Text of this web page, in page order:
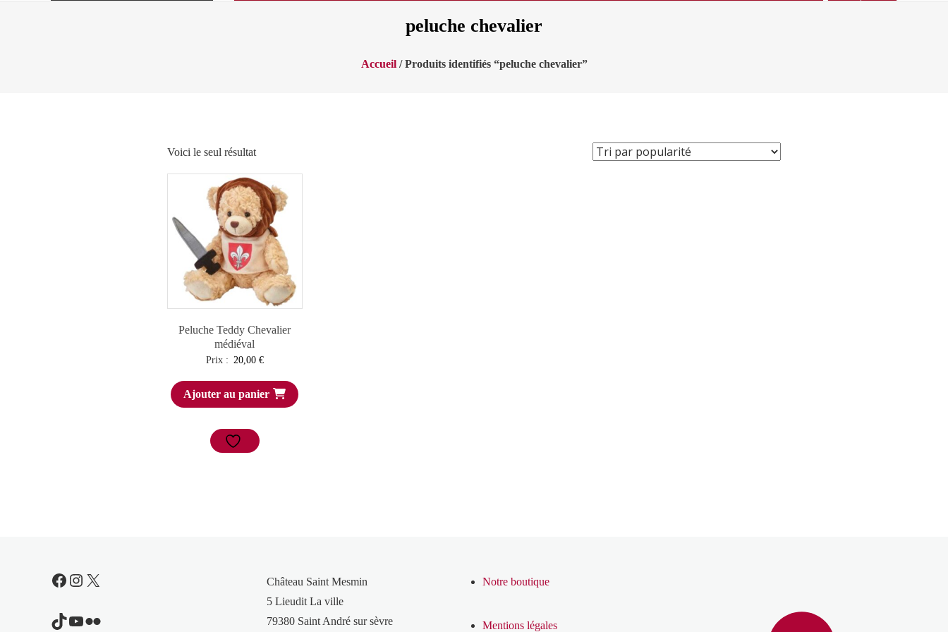
peluche chevalier
Accueil/ Produits identifiés “peluche chevalier”
Voici le seul résultat
Peluche Teddy Chevalier
médiéval
Prix : 20,00 €
Ajouter au panier
Facebook
Instagram
X
TikTok
YouTube
Flickr
Château Saint Mesmin
5 Lieudit La ville
79380 Saint André sur sèvre
Notre boutique
Mentions légales